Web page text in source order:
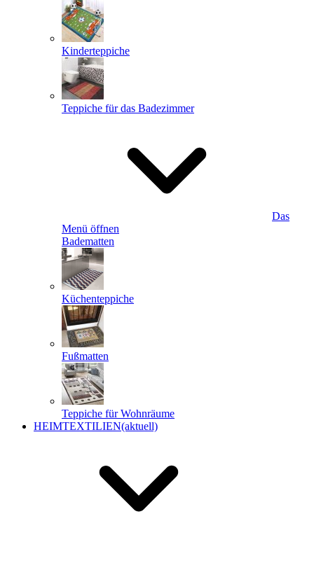
Kinderteppiche
Teppiche für das Badezimmer
Das
Menü öffnen
Badematten
Küchenteppiche
Fußmatten
Teppiche für Wohnräume
HEIMTEXTILIEN(aktuell)